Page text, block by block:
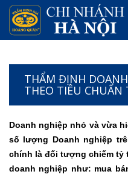
THẨM ĐỊNH
THEO TIÊU
Doanh nghiệp nhỏ và vừa
số lượng Doanh nghiệp
chính là đối tượng chiếm tỷ
doanh nghiệp như: mua